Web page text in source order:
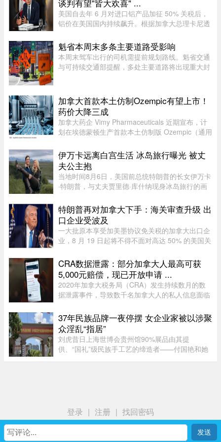
谈判有望"皆大欢喜" ...
美国自去年 6 月对进口铝产品加征 50% 关税后，
铝价在美国国内持续飙升。根据加拿大总理卡尼透
物价指数上涨了 52%。卡尼在魁省一处 Rio Tinto
铝厂外对媒体表示："虽 ...
魁省本周末多条主要道路受影响
本周末驾车出行的司机需提前规划路线。魁省交通
与可持续交通部提醒，多处主要道路将出现重大封
堵。20号高速（Boucherville ...
加拿大首款本土仿制Ozempic有望上市！
药价大降三成
加拿大药企 Vimy Pharmaceuticals 近期宣布，计
划在埃德蒙顿生产首款本土仿制版 Ozempic（通用
销的处方药之一，广泛用于糖尿病治疗和减重，原
厂药价高昂，令不少患者负 ...
伊万卡远离白宫生活 冰岛旅行曝光 被丈
夫公主抱
当地时间8月6日，美国前总统特朗普的长女伊万卡
·特朗普，与丈夫贾里德·库什纳现身冰岛旅行的画
密，伊万卡被贾里德来了一个“公主抱”，两个人就
宛若刚刚订婚一般。现 ...
特朗普再对加拿大下手：海关审查升级 出
口企业受波及
一大批原本享受加美墨协议免关税的加拿大出口企
业，8 月 19 日起将不得不面对高达 50% 的美国关
金，以应对高额关税带来的财务压力。多位贸易律
师和海关专家警告，这轮 ...
CRA数据泄露：部分加拿大人最高可获
5,000元赔偿，现已开放申请 ...
2020年加拿大税务局（CRA）发生持续数月的数
据泄露事件，导致数千名加拿大人的私人信息面临
经可以申请赔偿。 ...
37年民族品牌一夜停摆 女企业家被以涉聚
众淫乱“指居”
刘虎昔日上海世博会贵州馆90%展品由其提
供、“国礼”级民族手工艺的缔造者——付国艳和她
登录 | 注册 | 找回密码
首页 我 社区 生活